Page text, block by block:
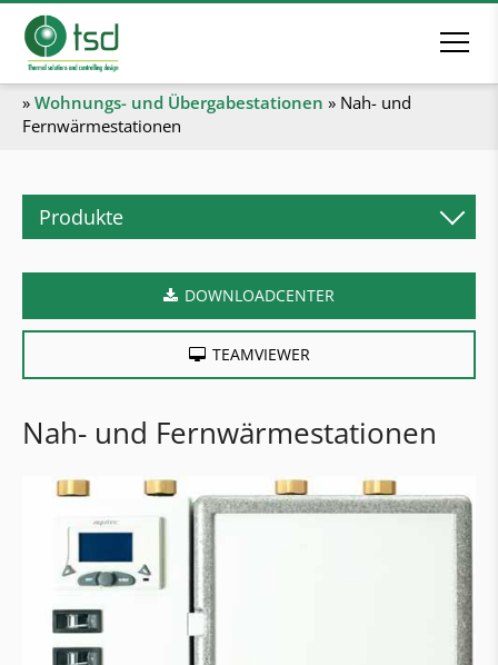
» Wohnungs- und Übergabestationen » Nah- und
Fernwärmestationen
Produkte
Kombikessel
Hackgutkessel
Heizcontainer
Pufferspeicher
Prämien & Subsidien
Wohnungs- und Übergabestationen
DOWNLOADCENTER
TEAMVIEWER
Nah- und Fernwärmestationen